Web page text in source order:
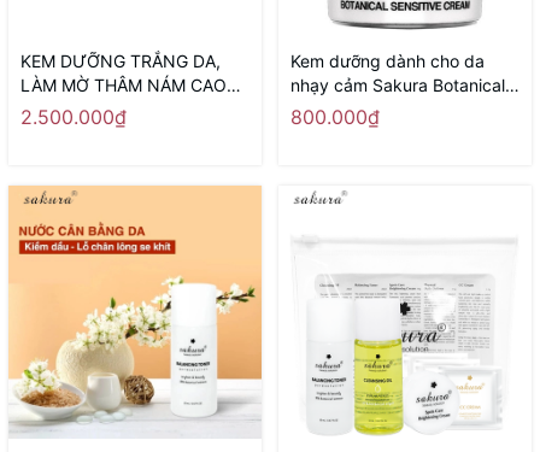
KEM DƯỠNG TRẮNG DA,
LÀM MỜ THÂM NÁM CAO
CẤP BAN NGÀY SAKURA
SPOT CARE & WHITENING
xuất tại Nhật Bản
2.500.000₫
Kem dưỡng dành cho da
nhạy cảm Sakura Botanical
Sensitive Cream 30g
800.000₫